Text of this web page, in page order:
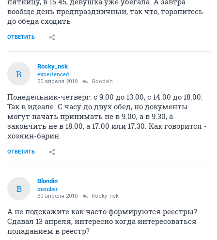
вообще день предпраздничный, так что, торопитесь
до обеда сходить
ОТВЕТИТЬ
R
Rocky_nsk
experienced
30 апреля 2010 Goodvin
Понедельник-четверг: с 9.00 до 13.00, с 14.00 до 18.00.
Так в идеале. С часу до двух обед, но документы
могут начать принимать не в 9.00, а в 9.30, а
закончить не в 18.00, а 17.00 или 17.30. Как говорится -
хозяин-барин.
ОТВЕТИТЬ
B
Blondin
member
30 апреля 2010 Rocky_nsk
А не подскажите как часто формируются реестры?
Сдавал 13 апреля, интересно когда интересоваться
попаданием в реестр?